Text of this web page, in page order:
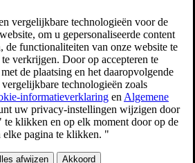
voor gebruik op snelwegen,
en beperkt de kans op het
onbedoeld verlaten van de